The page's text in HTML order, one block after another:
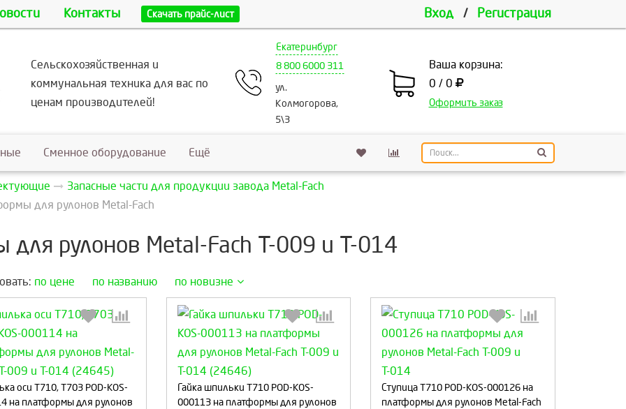
Контакты Скачать прайс-лист Вход / Регистрация
Сельскохозяйственная и
коммунальная техника для вас по
ценам производителей!
Екатеринбург
8 800 6000 311
ул.
Колмогорова,
5\3
Ваша корзина:
0 / 0
Оформить заказ
Сменное оборудование Ещё
Запасные части для продукции завода Metal-Fach
для рулонов Metal-Fach
рулонов Metal-Fach Т-009 и Т-014
по цене по названию по новизне
оси T710, T703 POD-KOS-
на платформы для рулонов
количество:
Гайка шпильки Т710 POD-KOS-
000113 на платформы для рулонов
Выберите количество:
Ступица T710 POD-KOS-000126 на
платформы для рулонов Metal-Fach
Выберите количество: